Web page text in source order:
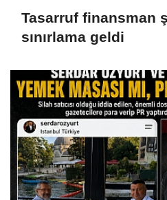
Tasarruf finansman
sınırlama geldi